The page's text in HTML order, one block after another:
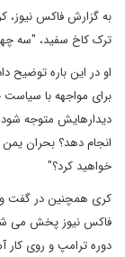
به گزارش فاکس نیوز،
ترک کاخ سفید، "سه
او در این باره توضیح
برای مواجهه با سیاست
دیدارهایش متوجه
انجام دهد؟ بحران
خواهید کرد؟"
کری همچنین در گفت و
فاکس نیوز پخش می
دوره ترامپ و روی کار